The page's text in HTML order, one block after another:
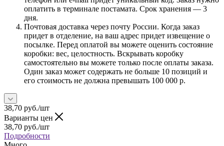
оплатить в терминале постамата. Срок хранения — 3
дня.
Почтовая доставка через почту России. Когда заказ
придет в отделение, на ваш адрес придет извещение о
посылке. Перед оплатой вы можете оценить состояние
коробки: вес, целостность. Вскрывать коробку
самостоятельно вы можете только после оплаты заказа.
Один заказ может содержать не больше 10 позиций и
его стоимость не должна превышать 100 000 р.
38,70 руб./шт
Варианты цен
38,70 руб./шт
Подробности